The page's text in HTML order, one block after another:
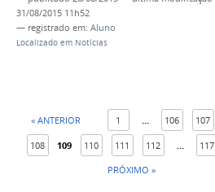
31/08/2015 11h52
— registrado em: Aluno
Localizado em Notícias
« ANTERIOR 1 106 107
108 109 110 111 112
117
PRÓXIMO »